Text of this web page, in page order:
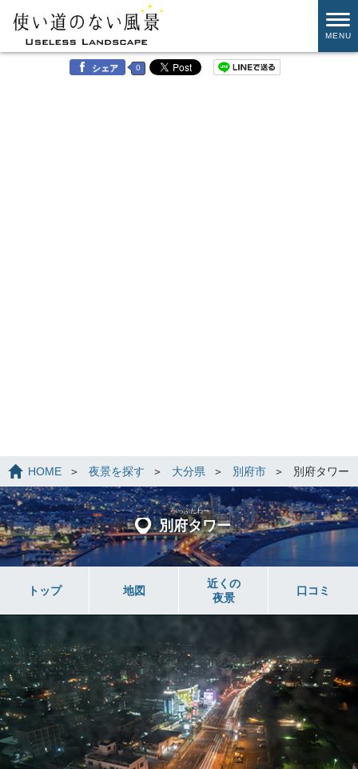
MENU
シェア 0
HOME 夜景を探す 大分県 別府市 別府タワー
別府タワー
べっぷたわー
トップ 地図
近くの
夜景
口コミ